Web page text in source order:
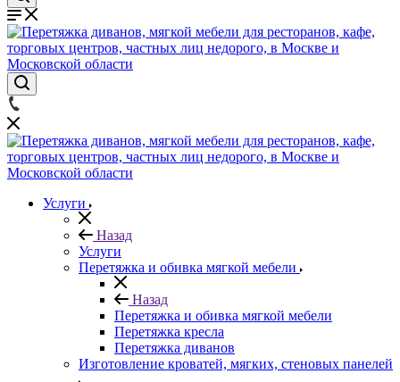
Услуги
Назад
Услуги
Перетяжка и обивка мягкой мебели
Назад
Перетяжка и обивка мягкой мебели
Перетяжка кресла
Перетяжка диванов
Изготовление кроватей, мягких, стеновых панелей